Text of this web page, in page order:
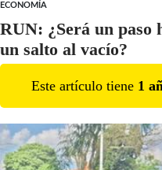
ECONOMÍA
RUN: ¿Será un paso
un salto al vacío?
Este artículo tiene 1